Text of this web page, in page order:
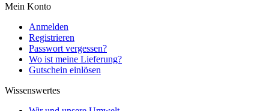
Mein Konto
Anmelden
Registrieren
Passwort vergessen?
Wo ist meine Lieferung?
Gutschein einlösen
Wissenswertes